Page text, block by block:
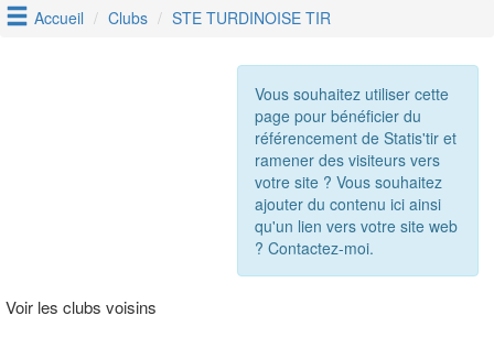
Accueil Clubs STE TURDINOISE TIR
Vous souhaitez utiliser cette
page pour bénéficier du
référencement de Statis'tir et
ramener des visiteurs vers
votre site ? Vous souhaitez
ajouter du contenu ici ainsi
qu'un lien vers votre site web
? Contactez-moi.
Voir les clubs voisins